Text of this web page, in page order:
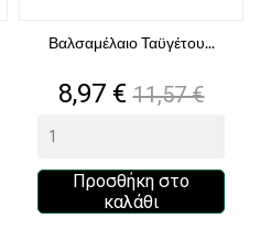
Βαλσαμέλαιο Ταϋγέτου...
Τιμή
8,97 € Κανονική
τιμή
11,57 €
Προσθήκη στο
καλάθι